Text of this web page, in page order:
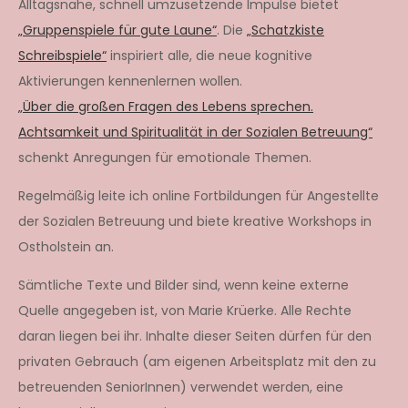
Alltagsnahe, schnell umzusetzende Impulse bietet
„Gruppenspiele für gute Laune“. Die „Schatzkiste
Schreibspiele“ inspiriert alle, die neue kognitive
Aktivierungen kennenlernen wollen.
„Über die großen Fragen des Lebens sprechen.
Achtsamkeit und Spiritualität in der Sozialen Betreuung“
schenkt Anregungen für emotionale Themen.
Regelmäßig leite ich online Fortbildungen für Angestellte
der Sozialen Betreuung und biete kreative Workshops in
Ostholstein an.
Sämtliche Texte und Bilder sind, wenn keine externe
Quelle angegeben ist, von Marie Krüerke. Alle Rechte
daran liegen bei ihr. Inhalte dieser Seiten dürfen für den
privaten Gebrauch (am eigenen Arbeitsplatz mit den zu
betreuenden SeniorInnen) verwendet werden, eine